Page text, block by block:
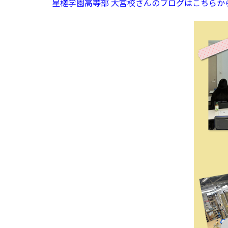
星槎学園高等部 大宮校さんのブログはこちらか